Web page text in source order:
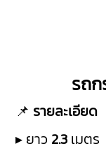
รถก
📌 รายละเอียด
▸ ยาว 2.3 เมตร